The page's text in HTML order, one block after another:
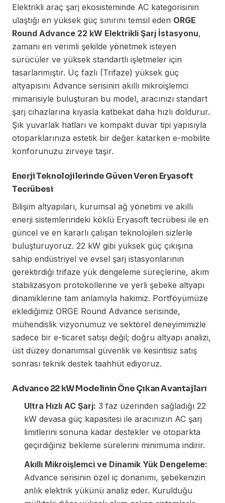
Elektrikli araç şarj ekosisteminde AC kategorisinin
ulaştığı en yüksek güç sınırını temsil eden ORGE
Round Advance 22 kW Elektrikli Şarj İstasyonu,
zamanı en verimli şekilde yönetmek isteyen
sürücüler ve yüksek standartlı işletmeler için
tasarlanmıştır. Üç fazlı (Trifaze) yüksek güç
altyapısını Advance serisinin akıllı mikroişlemci
mimarisiyle buluşturan bu model, aracınızı standart
şarj cihazlarına kıyasla katbekat daha hızlı doldurur.
Şık yuvarlak hatları ve kompakt duvar tipi yapısıyla
otoparklarınıza estetik bir değer katarken e-mobilite
konforunuzu zirveye taşır.
Enerji Teknolojilerinde Güven Veren Eryasoft
Tecrübesi
Bilişim altyapıları, kurumsal ağ yönetimi ve akıllı
enerji sistemlerindeki köklü Eryasoft tecrübesi ile en
güncel ve en kararlı çalışan teknolojileri sizlerle
buluşturuyoruz. 22 kW gibi yüksek güç çıkışına
sahip endüstriyel ve evsel şarj istasyonlarının
gerektirdiği trifaze yük dengeleme süreçlerine, akım
stabilizasyon protokollerine ve yerli şebeke altyapı
dinamiklerine tam anlamıyla hakimiz. Portföyümüze
eklediğimiz ORGE Round Advance serisinde,
mühendislik vizyonumuz ve sektörel deneyimimizle
sadece bir e-ticaret satışı değil; doğru altyapı analizi,
üst düzey donanımsal güvenlik ve kesintisiz satış
sonrası teknik destek taahhüt ediyoruz.
Advance 22 kW Modelinin Öne Çıkan Avantajları
Ultra Hızlı AC Şarj: 3 faz üzerinden sağladığı 22
kW devasa güç kapasitesi ile aracınızın AC şarj
limitlerini sonuna kadar destekler ve otoparkta
geçirdiğiniz bekleme sürelerini minimuma indirir.
Akıllı Mikroişlemci ve Dinamik Yük Dengeleme:
Advance serisinin özel iç donanımı, şebekenizin
anlık elektrik yükünü analiz eder. Kurulduğu